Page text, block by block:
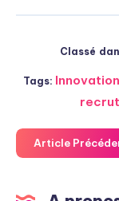
Classé
Tags:
Article